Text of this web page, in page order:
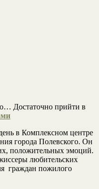
Достаточно прийти в
в Комплексном центре
города Полевского. Он
положительных эмоций.
любительских
граждан пожилого